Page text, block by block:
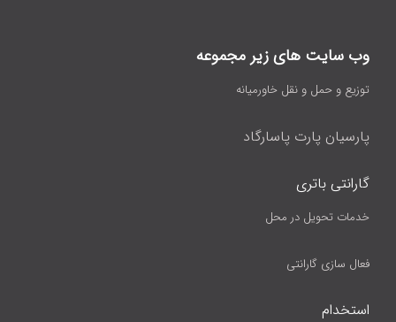
وب سایت های زیر مجموعه
توزیع و حمل و نقل خاورمیانه
پارسیان پارت پاسارگاد
گارانتی باتری
خدمات تحویل در محل
فعال سازی گارانتی
استخدام